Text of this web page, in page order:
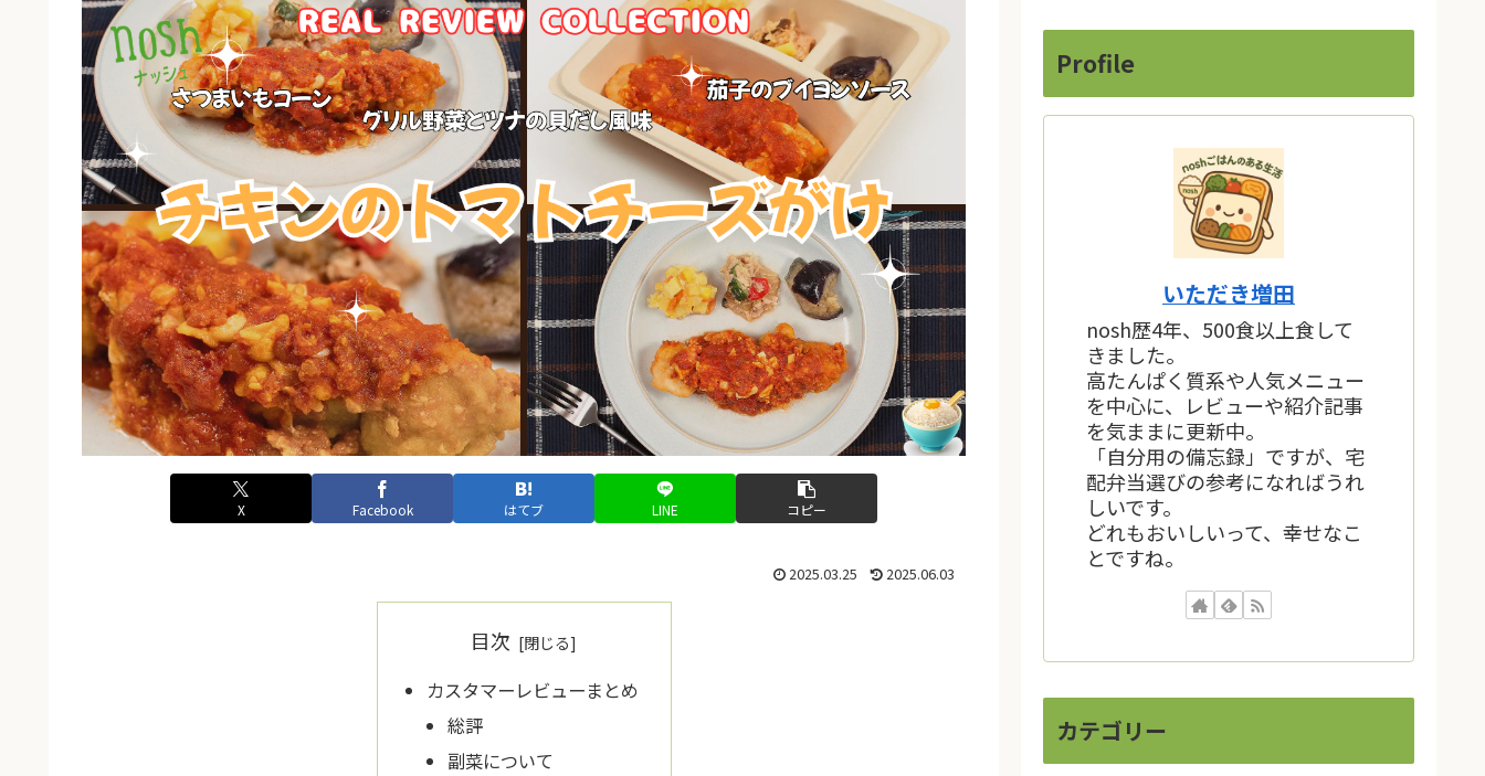
X Facebook はてブ LINE コピー
2025.03.25 2025.06.03
目次
カスタマーレビューまとめ
総評
副菜について
Profile
いただき増田
nosh歴4年、500食以上食して
きました。
高たんぱく質系や人気メニュー
を中心に、レビューや紹介記事
を気ままに更新中。
「自分用の備忘録」ですが、宅
配弁当選びの参考になればうれ
しいです。
どれもおいしいって、幸せなこ
とですね。
カテゴリー